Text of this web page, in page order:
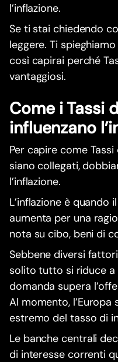
l’inflazione.
Se ti stai chiedendo
leggere. Ti
così capirai perché
vantaggiosi.
Come i Tassi
influenzano
Per capire come
siano collegati,
l’inflazione.
L’inflazione è
aumenta per una
nota su cibo, beni di
Sebbene diversi
solito tutto si riduce a
domanda supera
Al momento,
estremo del tasso di
Le banche centrali
di interesse correnti